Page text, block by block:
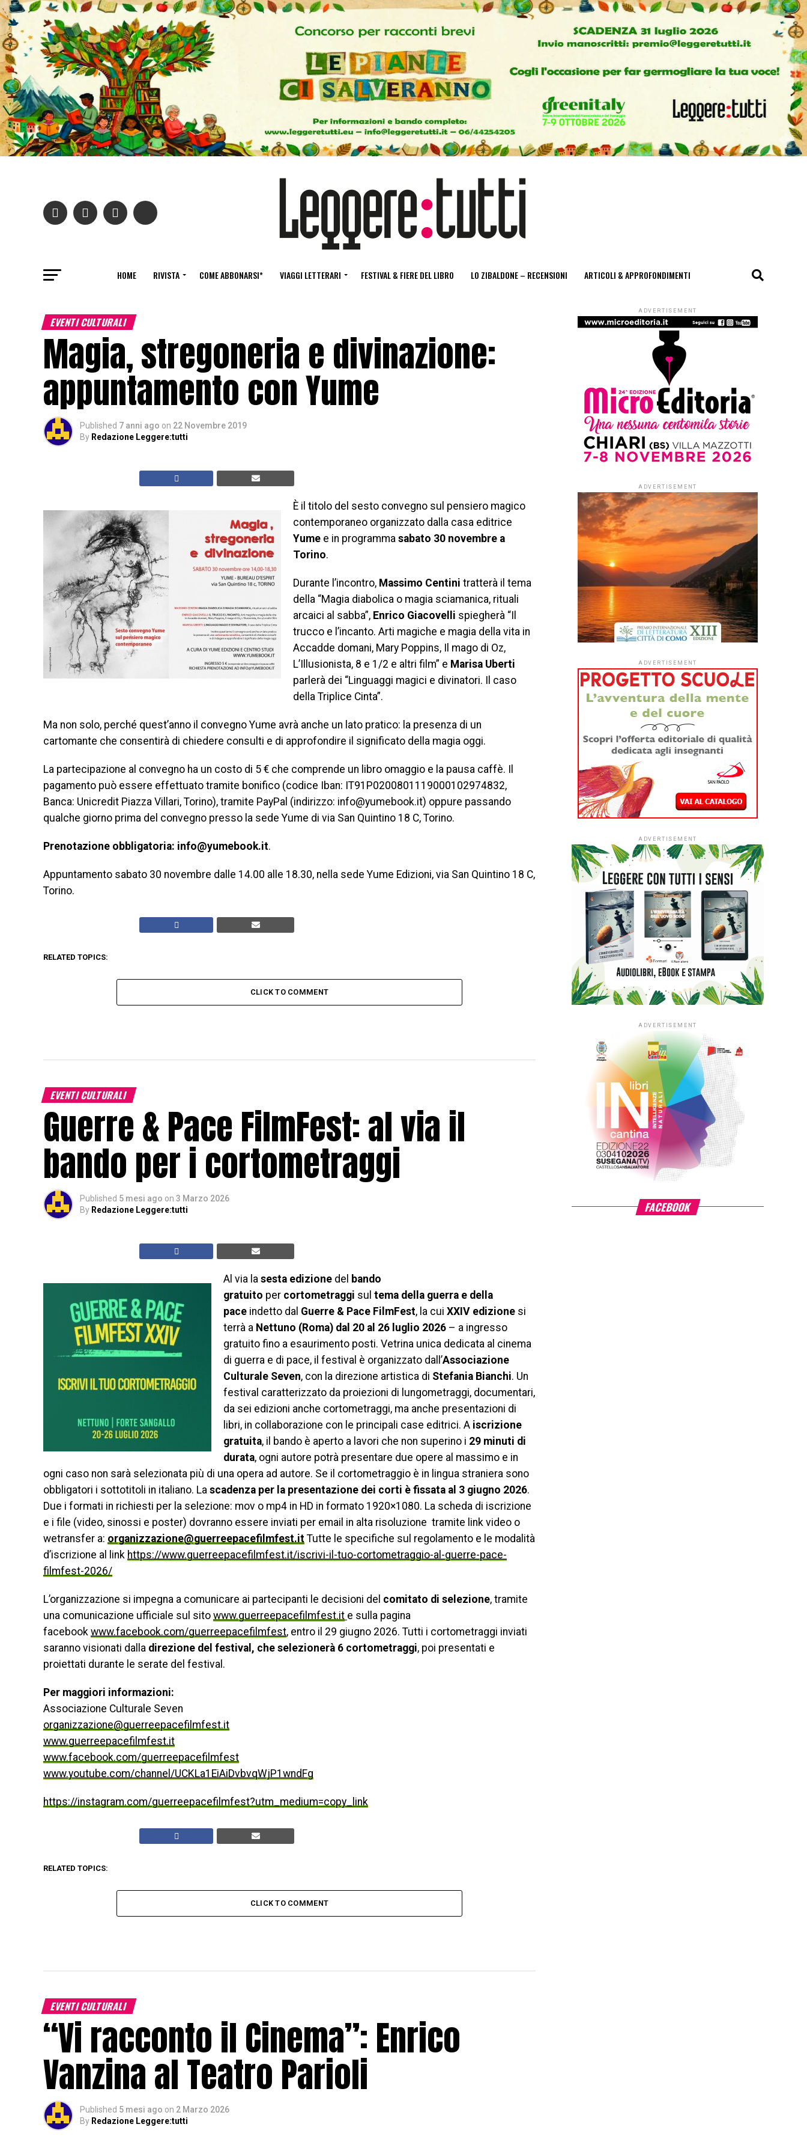
HOME RIVISTA COME ABBONARSI* VIAGGI LETTERARI FESTIVAL & FIERE DEL LIBRO LO ZIBALDONE – RECENSIONI ARTICOLI & APPROFONDIMENTI
EVENTI CULTURALI
Magia, stregoneria e divinazione:
appuntamento con Yume
Published 7 anni ago on 22 Novembre 2019
By Redazione Leggere:tutti
È il titolo del sesto convegno sul pensiero magico
contemporaneo organizzato dalla casa editrice
Yume e in programma sabato 30 novembre a
Torino.
Durante l’incontro, Massimo Centini tratterà il tema
della “Magia diabolica o magia sciamanica, rituali
arcaici al sabba”, Enrico Giacovelli spiegherà “Il
trucco e l’incanto. Arti magiche e magia della vita in
Accadde domani, Mary Poppins, Il mago di Oz,
L’Illusionista, 8 e 1/2 e altri film” e Marisa Uberti
parlerà dei “Linguaggi magici e divinatori. Il caso
della Triplice Cinta”.
Ma non solo, perché quest’anno il convegno Yume avrà anche un lato pratico: la presenza di un
cartomante che consentirà di chiedere consulti e di approfondire il significato della magia oggi.
La partecipazione al convegno ha un costo di 5 € che comprende un libro omaggio e la pausa caffè. Il
pagamento può essere effettuato tramite bonifico (codice Iban: IT91P0200801119000102974832,
Banca: Unicredit Piazza Villari, Torino), tramite PayPal (indirizzo: info@yumebook.it) oppure passando
qualche giorno prima del convegno presso la sede Yume di via San Quintino 18 C, Torino.
Prenotazione obbligatoria: info@yumebook.it.
Appuntamento sabato 30 novembre dalle 14.00 alle 18.30, nella sede Yume Edizioni, via San Quintino 18 C,
Torino.
RELATED TOPICS:
CLICK TO COMMENT
EVENTI CULTURALI
Guerre & Pace FilmFest: al via il
bando per i cortometraggi
Published 5 mesi ago on 3 Marzo 2026
By Redazione Leggere:tutti
Al via la sesta edizione del bando
gratuito per cortometraggi sul tema della guerra e della
pace indetto dal Guerre & Pace FilmFest, la cui XXIV edizione si
terrà a Nettuno (Roma) dal 20 al 26 luglio 2026 – a ingresso
gratuito fino a esaurimento posti. Vetrina unica dedicata al cinema
di guerra e di pace, il festival è organizzato dall’Associazione
Culturale Seven, con la direzione artistica di Stefania Bianchi. Un
festival caratterizzato da proiezioni di lungometraggi, documentari,
da sei edizioni anche cortometraggi, ma anche presentazioni di
libri, in collaborazione con le principali case editrici. A iscrizione
gratuita, il bando è aperto a lavori che non superino i 29 minuti di
durata, ogni autore potrà presentare due opere al massimo e in
ogni caso non sarà selezionata più di una opera ad autore. Se il cortometraggio è in lingua straniera sono
obbligatori i sottotitoli in italiano. La scadenza per la presentazione dei corti è fissata al 3 giugno 2026.
Due i formati in richiesti per la selezione: mov o mp4 in HD in formato 1920×1080. La scheda di iscrizione
e i file (video, sinossi e poster) dovranno essere inviati per email in alta risoluzione tramite link video o
wetransfer a: organizzazione@guerreepacefilmfest.it Tutte le specifiche sul regolamento e le modalità
d’iscrizione al link https://www.guerreepacefilmfest.it/iscrivi-il-tuo-cortometraggio-al-guerre-pace-
filmfest-2026/
L’organizzazione si impegna a comunicare ai partecipanti le decisioni del comitato di selezione, tramite
una comunicazione ufficiale sul sito www.guerreepacefilmfest.it e sulla pagina
facebook www.facebook.com/guerreepacefilmfest, entro il 29 giugno 2026. Tutti i cortometraggi inviati
saranno visionati dalla direzione del festival, che selezionerà 6 cortometraggi, poi presentati e
proiettati durante le serate del festival.
Per maggiori informazioni:
Associazione Culturale Seven
organizzazione@guerreepacefilmfest.it
www.guerreepacefilmfest.it
www.facebook.com/guerreepacefilmfest
www.youtube.com/channel/UCKLa1EiAiDvbvqWjP1wndFg
https://instagram.com/guerreepacefilmfest?utm_medium=copy_link
RELATED TOPICS:
CLICK TO COMMENT
EVENTI CULTURALI
“Vi racconto il Cinema”: Enrico
Vanzina al Teatro Parioli
Published 5 mesi ago on 2 Marzo 2026
By Redazione Leggere:tutti
ADVERTISEMENT
ADVERTISEMENT
ADVERTISEMENT
ADVERTISEMENT
ADVERTISEMENT
FACEBOOK